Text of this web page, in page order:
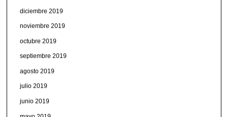
diciembre 2019
noviembre 2019
octubre 2019
septiembre 2019
agosto 2019
julio 2019
junio 2019